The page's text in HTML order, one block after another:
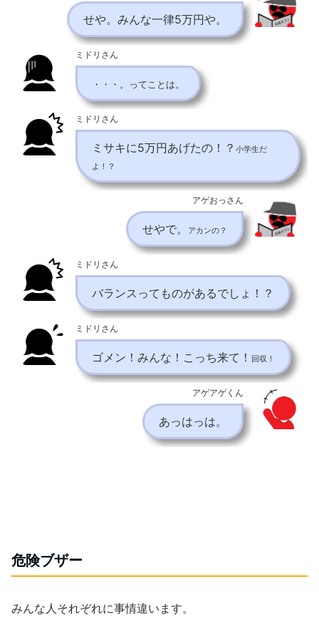
せや。みんな一律5万円や。
ミドリさん
・・・。ってことは。
ミドリさん
ミサキに5万円あげたの！？ 小学生だ
よ！？
アゲおっさん
せやで。 アカンの？
ミドリさん
バランスってものがあるでしょ！？
ミドリさん
ゴメン！みんな！こっち来て！ 回収！
アゲアゲくん
あっはっは。
危険ブザー
みんな人それぞれに事情違います。